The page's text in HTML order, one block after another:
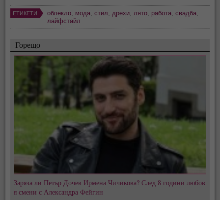
ЕТИКЕТИ облекло мода ,стил дрехи лято работа ,свадба
лайфстайл
Горещо
Заряза ли Петър Дочев Ирмена Чичикова? След 8 години любов
я смени с Александра Фейгин